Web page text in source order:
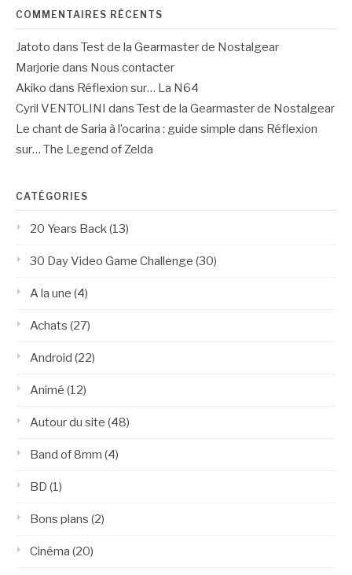
COMMENTAIRES RÉCENTS
Jatoto dans Test de la Gearmaster de Nostalgear
Marjorie dans Nous contacter
Akiko dans Réflexion sur… La N64
Cyril VENTOLINI dans Test de la Gearmaster de Nostalgear
Le chant de Saria à l’ocarina : guide simple dans Réflexion
sur… The Legend of Zelda
CATÉGORIES
20 Years Back (13)
30 Day Video Game Challenge (30)
A la une (4)
Achats (27)
Android (22)
Animé (12)
Autour du site (48)
Band of 8mm (4)
BD (1)
Bons plans (2)
Cinéma (20)